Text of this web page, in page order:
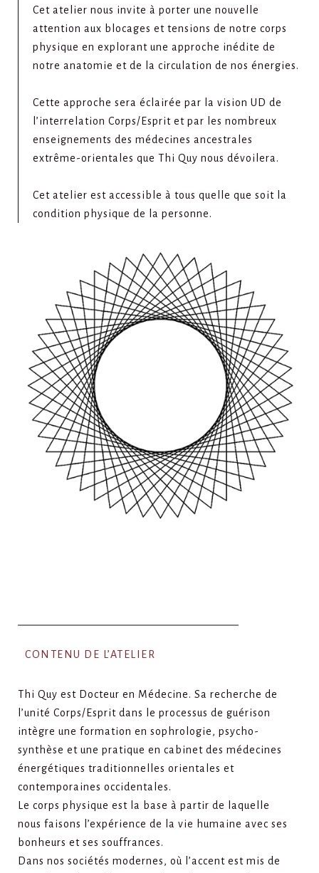
Cet atelier nous invite à porter une nouvelle
attention aux blocages et tensions de notre corps
physique en explorant une approche inédite de
notre anatomie et de la circulation de nos énergies.
Cette approche sera éclairée par la vision UD de
l’interrelation Corps/Esprit et par les nombreux
enseignements des médecines ancestrales
extrême-orientales que Thi Quy nous dévoilera.
Cet atelier est accessible à tous quelle que soit la
condition physique de la personne.
CONTENU DE L’ATELIER
Thi Quy est Docteur en Médecine. Sa recherche de
l’unité Corps/Esprit dans le processus de guérison
intègre une formation en sophrologie, psycho-
synthèse et une pratique en cabinet des médecines
énergétiques traditionnelles orientales et
contemporaines occidentales.
Le corps physique est la base à partir de laquelle
nous faisons l’expérience de la vie humaine avec ses
bonheurs et ses souffrances.
Dans nos sociétés modernes, où l’accent est mis de